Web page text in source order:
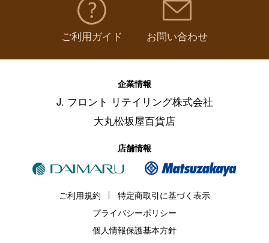
ご利用ガイド お問い合わせ
企業情報
J. フロント リテイリング株式会社
大丸松坂屋百貨店
店舗情報
ご利用規約
特定商取引に基づく表示
プライバシーポリシー
個人情報保護基本方針